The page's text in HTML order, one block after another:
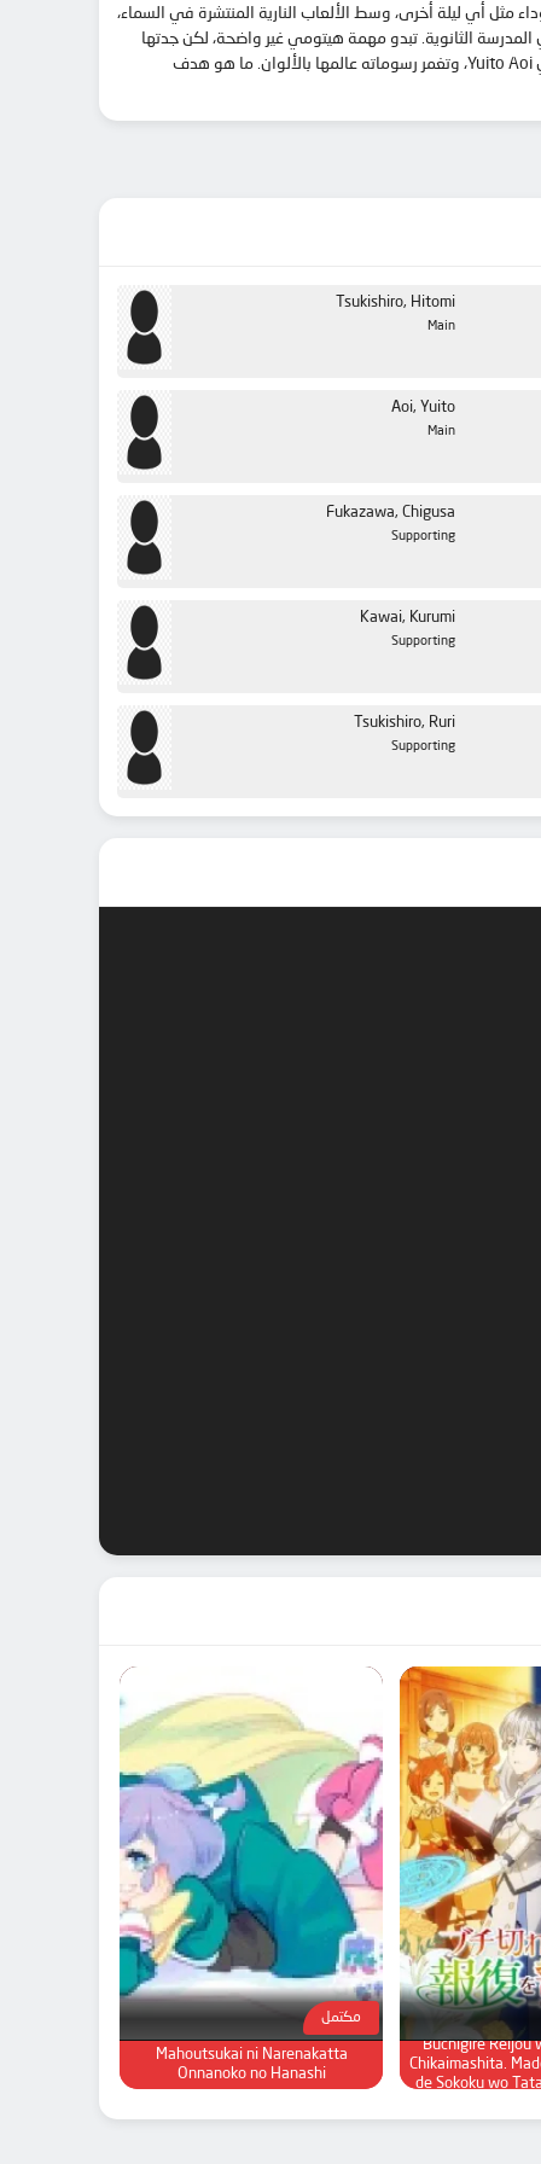
مثل أي ليلة أخرى، وسط الألعاب النارية المنتشرة في السماء،
القمر لمدة 60 عامًا، لإعادة هيتومي بالزمن إلى عام 2018 عندما كان كوهاكو في المدرسة الثانوية. تبدو مهمة هيتومي غير واضحة، لكن جدتها
تؤكد لها أنها ستعرف عندما تصل إلى هناك. بعد رحلة عبر الزمن على متن قطار يقوده مخلوق أصفر غريب، تجد هيتومي نفسها في غرفة الفنان الرواقي Yuito Aoi، وتغمر رسوماته عالمها بالألوان. ما هو هدف
Tsukishiro, Hitomi
Main
Aoi, Yuito
Main
Fukazawa, Chigusa
Supporting
Kawai, Kurumi
Supporting
Tsukishiro, Ruri
Supporting
Buchigire Reijou
Chikaimashita.
de Sokoku wo
مكتمل
Mahoutsukai ni Narenakatta
Onnanoko no Hanashi